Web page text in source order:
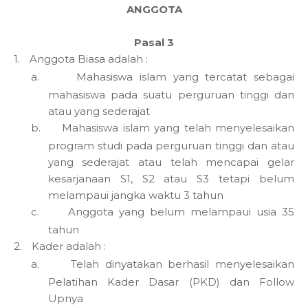
ANGGOTA
Pasal 3
1.
Anggota Biasa adalah :
a.
Mahasiswa islam yang tercatat sebagai
mahasiswa pada suatu perguruan tinggi dan
atau yang sederajat
b.
Mahasiswa islam yang telah menyelesaikan
program studi pada perguruan tinggi dan atau
yang sederajat atau telah mencapai gelar
kesarjanaan S1, S2 atau S3 tetapi belum
melampaui jangka waktu 3 tahun
c.
Anggota yang belum melampaui usia 35
tahun
2.
Kader adalah :
a.
Telah dinyatakan berhasil menyelesaikan
Pelatihan Kader Dasar (PKD) dan Follow
Upnya